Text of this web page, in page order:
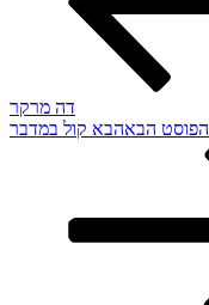
דה מרקר
הפוסט הבאהבא קול במדבר